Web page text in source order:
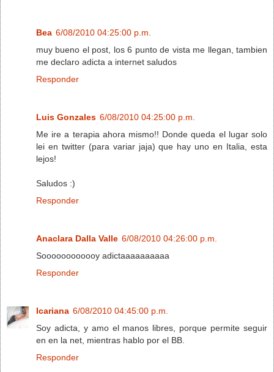
Bea 6/08/2010 04:25:00 p.m.
muy bueno el post, los 6 punto de vista me llegan, tambien
me declaro adicta a internet saludos
Responder
Luis Gonzales 6/08/2010 04:25:00 p.m.
Me ire a terapia ahora mismo!! Donde queda el lugar solo
lei en twitter (para variar jaja) que hay uno en Italia, esta
lejos!
Saludos :)
Responder
Anaclara Dalla Valle 6/08/2010 04:26:00 p.m.
Soooooooooooy adictaaaaaaaaaa
Responder
Icariana 6/08/2010 04:45:00 p.m.
Soy adicta, y amo el manos libres, porque permite seguir
en en la net, mientras hablo por el BB.
Responder